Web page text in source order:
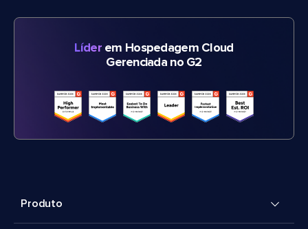
Líderem Hospedagem Cloud
Gerenciada no G2
Produto